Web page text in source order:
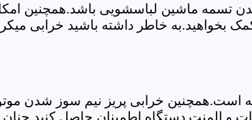
ماشین لباسشویی باشد.همچنین امکان
بخواهید.به خاطر داشته باشید خرابی
خرابی پریز نیم سوز شدن
و المنت دستگاه اطمینان حاصل